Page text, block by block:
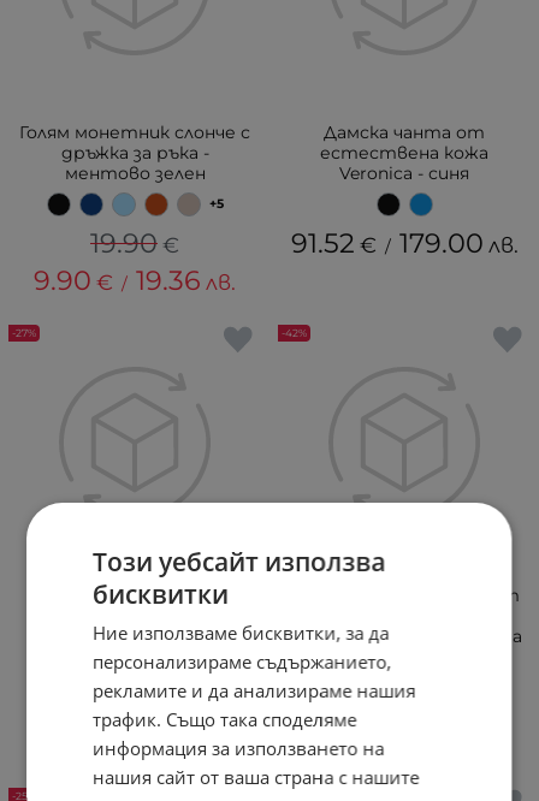
Голям монетник слонче с
дръжка за ръка -
ментово зелен
+5
19.90€
9.90 € / 19.36 лв.
Дамска чанта от
естествена кожа
Veronica - синя
91.52 € / 179.00 лв.
Дамска чанта с висящо
зелена
+2
36.90 €
26.90 € / 52.61 лв.
-27%
2 в 1 - Чанта и раница от
джобчета Lilian - червена
36.79
21.45€
-42%
-25%
Този уебсайт използва
бисквитки
Ние използваме бисквитки, за да
персонализираме съдържанието,
рекламите и да анализираме нашия
трафик. Също така споделяме
информация за използването на
нашия сайт от ваша страна с нашите